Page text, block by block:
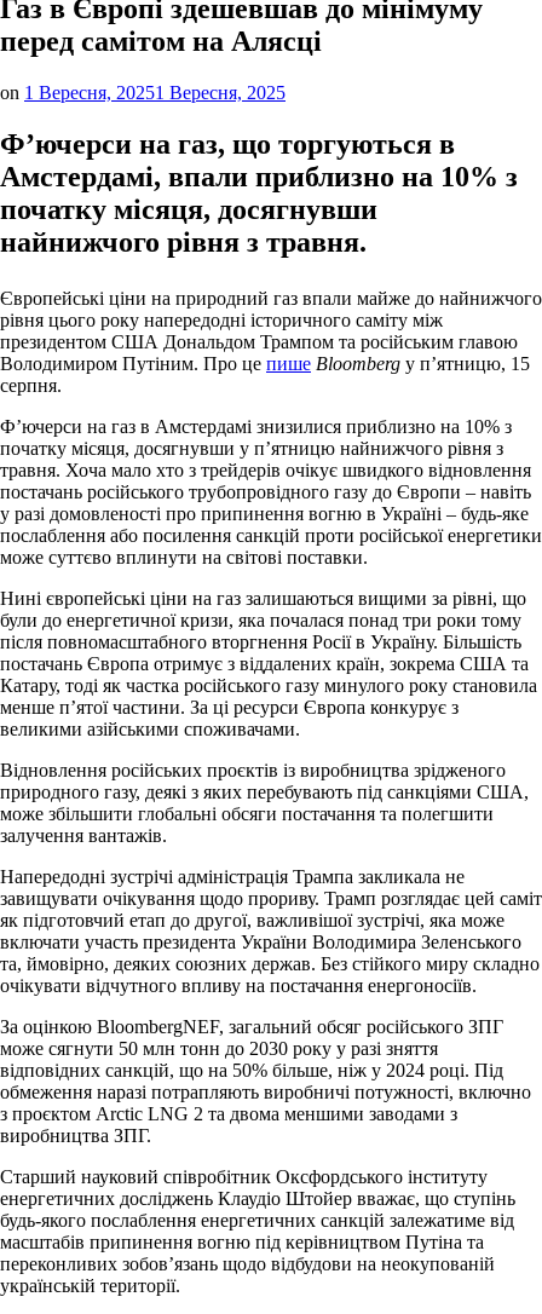
Газ в Європі здешевшав до мінімуму
перед самітом на Алясці
on 1 Вересня, 20251 Вересня, 2025
Ф’ючерси на газ, що торгуються в
Амстердамі, впали приблизно на 10% з
початку місяця, досягнувши
найнижчого рівня з травня.
Європейські ціни на природний газ впали майже до найнижчого
рівня цього року напередодні історичного саміту між
президентом США Дональдом Трампом та російським главою
Володимиром Путіним. Про це пише Bloomberg у п’ятницю, 15
серпня.
Ф’ючерси на газ в Амстердамі знизилися приблизно на 10% з
початку місяця, досягнувши у п’ятницю найнижчого рівня з
травня. Хоча мало хто з трейдерів очікує швидкого відновлення
постачань російського трубопровідного газу до Європи – навіть
у разі домовленості про припинення вогню в Україні – будь-яке
послаблення або посилення санкцій проти російської енергетики
може суттєво вплинути на світові поставки.
Нині європейські ціни на газ залишаються вищими за рівні, що
були до енергетичної кризи, яка почалася понад три роки тому
після повномасштабного вторгнення Росії в Україну. Більшість
постачань Європа отримує з віддалених країн, зокрема США та
Катару, тоді як частка російського газу минулого року становила
менше п’ятої частини. За ці ресурси Європа конкурує з
великими азійськими споживачами.
Відновлення російських проєктів із виробництва зрідженого
природного газу, деякі з яких перебувають під санкціями США,
може збільшити глобальні обсяги постачання та полегшити
залучення вантажів.
Напередодні зустрічі адміністрація Трампа закликала не
завищувати очікування щодо прориву. Трамп розглядає цей саміт
як підготовчий етап до другої, важливішої зустрічі, яка може
включати участь президента України Володимира Зеленського
та, ймовірно, деяких союзних держав. Без стійкого миру складно
очікувати відчутного впливу на постачання енергоносіїв.
За оцінкою BloombergNEF, загальний обсяг російського ЗПГ
може сягнути 50 млн тонн до 2030 року у разі зняття
відповідних санкцій, що на 50% більше, ніж у 2024 році. Під
обмеження наразі потрапляють виробничі потужності, включно
з проєктом Arctic LNG 2 та двома меншими заводами з
виробництва ЗПГ.
Старший науковий співробітник Оксфордського інституту
енергетичних досліджень Клаудіо Штойер вважає, що ступінь
будь-якого послаблення енергетичних санкцій залежатиме від
масштабів припинення вогню під керівництвом Путіна та
переконливих зобов’язань щодо відбудови на неокупованій
українській території.